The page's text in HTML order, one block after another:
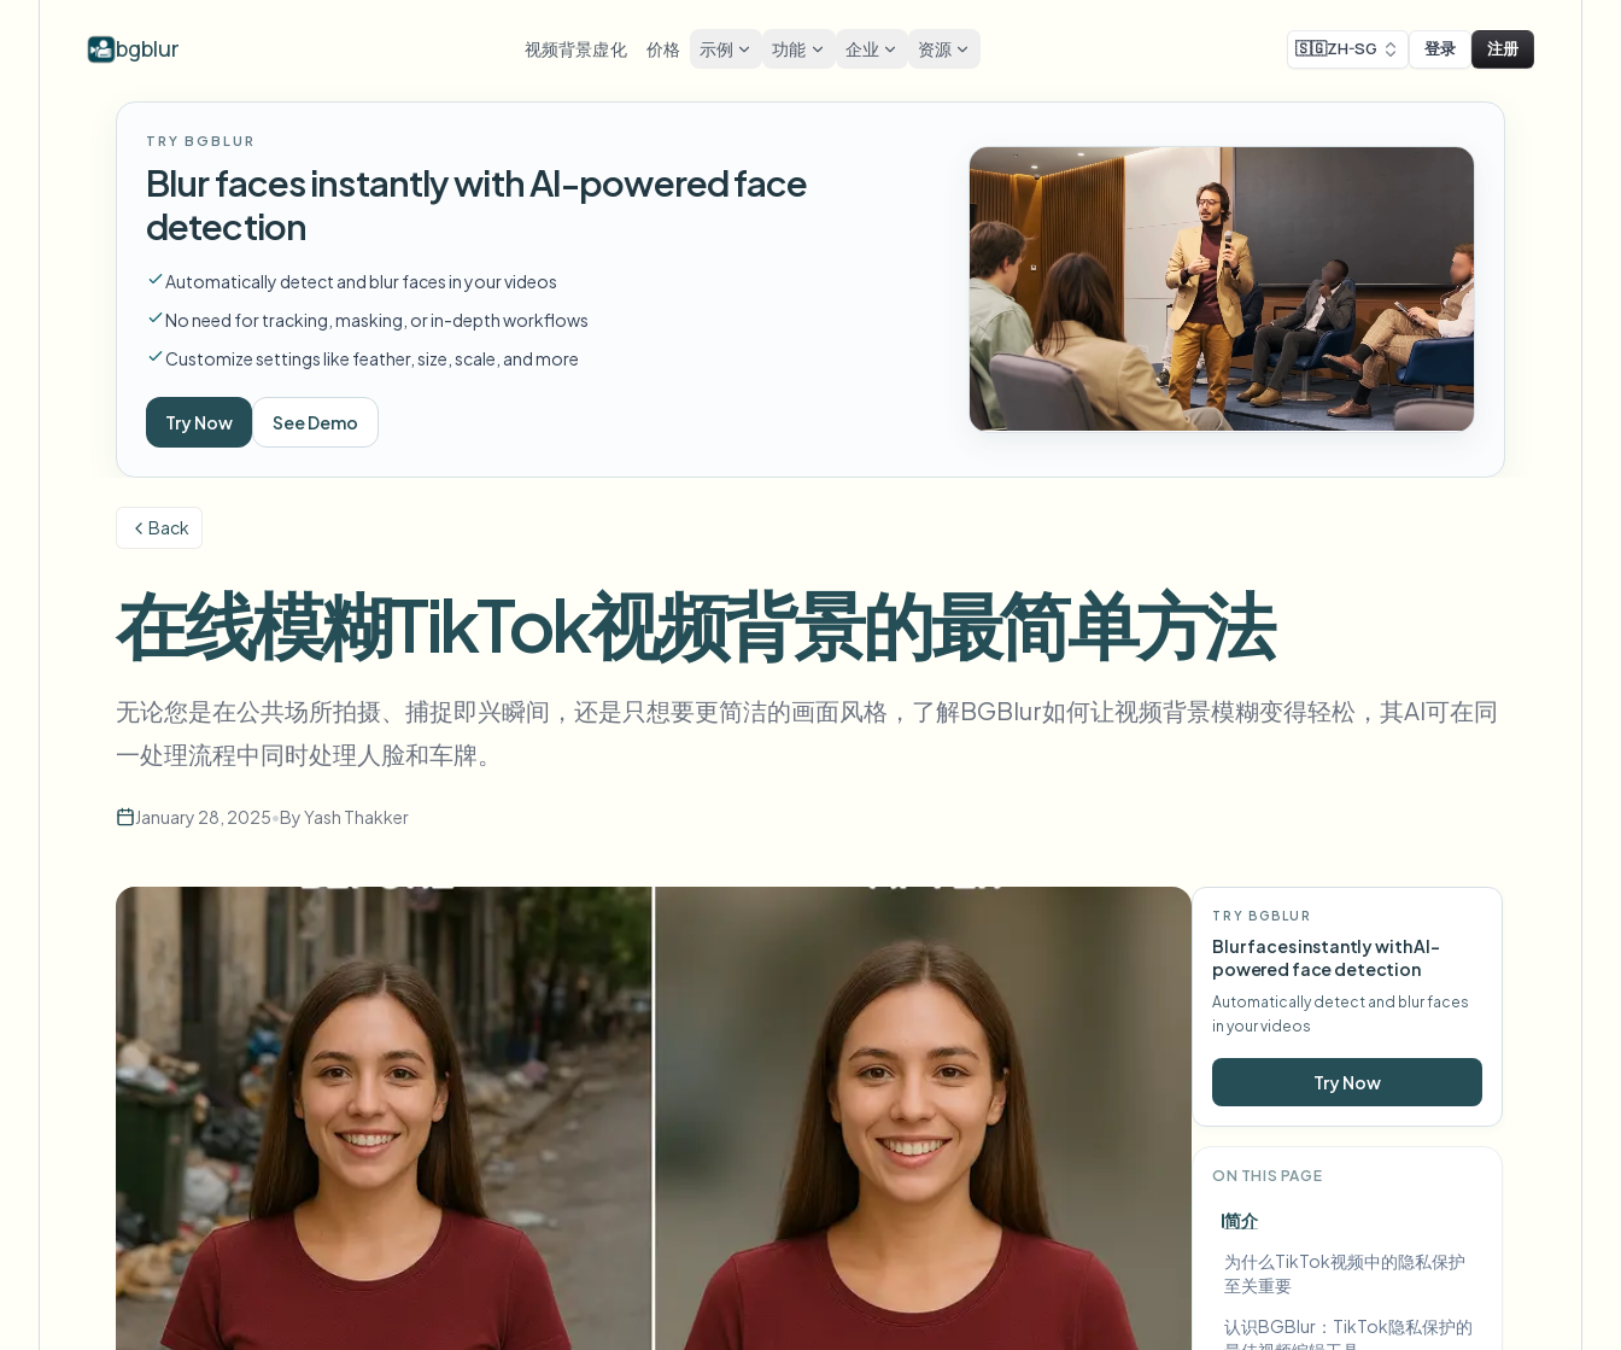
bgblur 视频背景虚化 价格 示例 功能 企业 资源
Hide faces, plates, and backgrounds in
your browser.
Start with a clip
Upload a video and blur in
模糊车牌 FAST
Auto-detect plates
模糊背景
Use a prompt or draw a box
在线模糊照片中的人脸
Blur faces in photos
Team-grade redaction
语音匿名处理器
AI voice masking
Face swap
换脸 - 图片
Swap faces in images
换脸 - 视频 NEW
Swap faces in video
AI Video Object
Remover
NEW
Remove objects with scene fill
视频智能 BETA
Ask questions and get AI summaries
Need batch processing?
按行业
学校与教育
校园摄像头、讲座和地区批量隐私
媒体与娱乐
试映、发布和合规
零售与电商
医疗
诊所和面向患者的视频管理
公共部门
批量人脸匿名化
大批量、保留期和SLA
车队、行车记录仪和停车场大规模处理
企业区域、策略和审核
联系表单
批量处理就绪
联系表单
生态系统
搜索和理解视频 — Ceptory 专用背景移除流水线
博客
Answers to common questions
Privacy compliance research reports
Free video and image editing tools
Browse by workflow or use case
Explore our full product lineup
展示人脸模糊、车牌、背景和选择性
遮蔽的真实视频片段。
浏览完整示例库
模糊人脸
Frame-by-frame face tracking
Dashcam & street footage
模糊背景
屏幕录制模糊
Tutorials & demo redaction
GDPR合规模糊
Privacy-compliant redaction
街头采访模糊
Bystander & face privacy
游戏与直播模糊
🇸🇬ZH-SG 登录 注册
TRY BGBLUR
Blur faces instantly with AI-powered face
detection
Automatically detect and blur faces in your videos
No need for tracking, masking, or in-depth workflows
Customize settings like feather, size, scale, and more
Try Now See Demo
Back
在线模糊TikTok视频背景的最简单方法
无论您是在公共场所拍摄、捕捉即兴瞬间，还是只想要更简洁的画面风格，了解BGBlur如何让视频背景模糊变得轻松，其AI可在同
一处理流程中同时处理人脸和车牌。
January 28, 2025•ByYash Thakker
TRY BGBLUR
Blur faces instantly with AI-
powered face detection
Automatically detect and blur faces
in your videos
Try Now
ON THIS PAGE
简介
为什么TikTok视频中的隐私保护
至关重要
认识BGBlur：TikTok隐私保护的